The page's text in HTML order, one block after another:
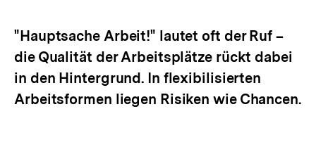
"Hauptsache Arbeit!" lautet oft der Ruf –
die Qualität der Arbeitsplätze rückt dabei
in den Hintergrund. In flexibilisierten
Arbeitsformen liegen Risiken wie Chancen.